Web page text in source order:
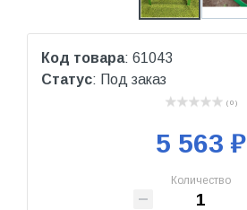
Код товара: 61043
Статус: Под заказ
( 0 )
5 563 ₽
Количество